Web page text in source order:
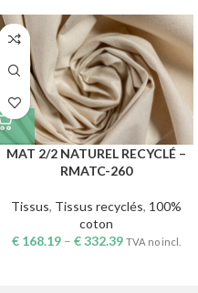
MAT 2/2 NATUREL RECYCLÉ –
RMATC-260
Tissus, Tissus recyclés, 100%
coton
€168.19– €332.39 TVA no incl.